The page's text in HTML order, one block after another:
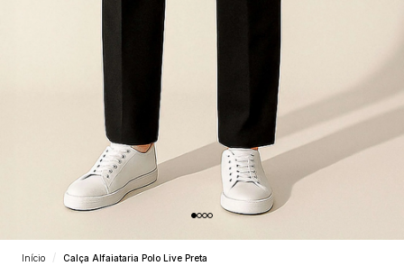
Início Calça Alfaiataria Polo Live Preta